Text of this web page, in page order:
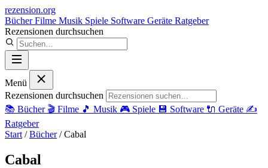
rezension.org
BücherFilme Musik Spiele Software Geräte Ratgeber
Rezensionen durchsuchen
Menü
Rezensionen durchsuchen
📚 Bücher 🎬 Filme 🎵 Musik 🎮 Spiele 💾 Software 🔌 Geräte ✍️
Ratgeber
Start / Bücher / Cabal
Cabal